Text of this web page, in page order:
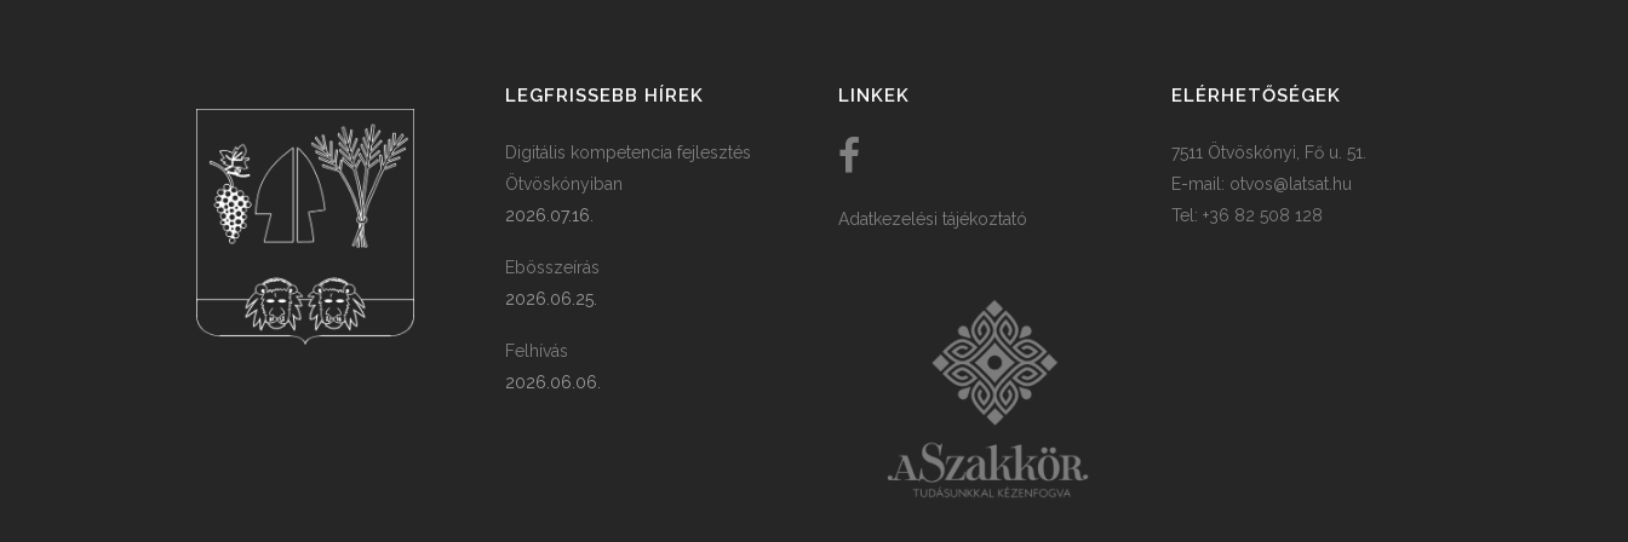
LEGFRISSEBB HÍREK
Digitális kompetencia fejlesztés
Ötvöskónyiban
2026.07.16.
Ebösszeírás
2026.06.25.
Felhívás
2026.06.06.
LINKEK
Adatkezelési tájékoztató
ELÉRHETŐSÉGEK
7511 Ötvöskónyi, Fő u. 51.
E-mail: otvos@latsat.hu
Tel: +36 82 508 128